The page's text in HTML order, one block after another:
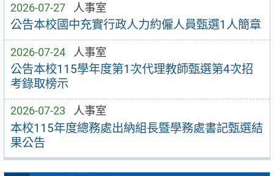
2026-07-27 人事室
公告本校國中充實行政人力約僱人員甄選1人簡章
2026-07-24 人事室
公告本校115學年度第1次代理教師甄選第4次招
考錄取榜示
2026-07-23 人事室
本校115年度總務處出納組長暨學務處書記甄選結
果公告